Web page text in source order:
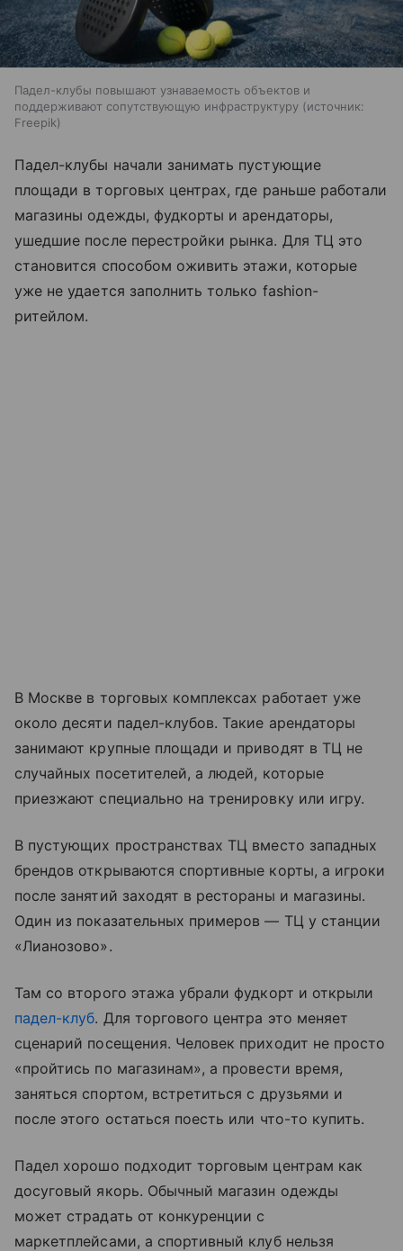
Падел-клубы повышают узнаваемость объектов и
поддерживают сопутствующую инфраструктуру
источник:
Freepik
Падел-клубы начали занимать пустующие
площади в торговых центрах, где раньше работали
магазины одежды, фудкорты и арендаторы,
ушедшие после перестройки рынка. Для ТЦ это
становится способом оживить этажи, которые
уже не удается заполнить только fashion-
ритейлом.
В Москве в торговых комплексах работает уже
около десяти падел-клубов. Такие арендаторы
занимают крупные площади и приводят в ТЦ не
случайных посетителей, а людей, которые
приезжают специально на тренировку или игру.
В пустующих пространствах ТЦ вместо западных
брендов открываются спортивные корты, а игроки
после занятий заходят в рестораны и магазины.
Один из показательных примеров — ТЦ у станции
«Лианозово».
Там со второго этажа убрали фудкорт и открыли
падел-клуб. Для торгового центра это меняет
сценарий посещения. Человек приходит не просто
«пройтись по магазинам», а провести время,
заняться спортом, встретиться с друзьями и
после этого остаться поесть или что-то купить.
Падел хорошо подходит торговым центрам как
досуговый якорь. Обычный магазин одежды
может страдать от конкуренции с
маркетплейсами, а спортивный клуб нельзя